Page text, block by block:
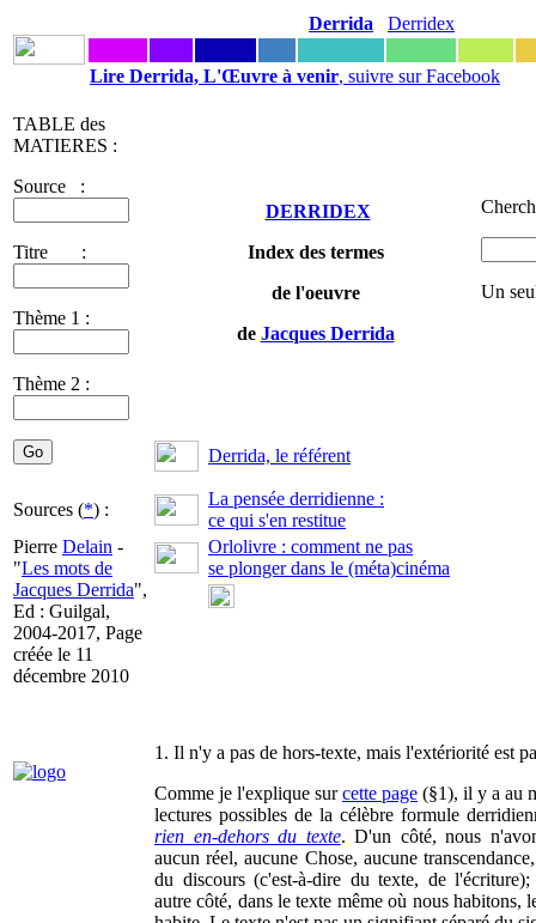
Derrida Derridex
Lire Derrida, L'Œuvre à venir, suivre sur Facebook
TABLE des
MATIERES :
Source :
Titre :
Thème 1 :
Thème 2 :
DERRIDEX
Index des termes
de l'oeuvre
de Jacques Derrida
Un
Derrida, le référent
Sources (*) :
La pensée derridienne :
ce qui s'en restitue
Pierre Delain -
"Les mots de
Jacques Derrida",
Ed : Guilgal,
2004-2017, Page
créée le 11
décembre 2010
Orlolivre : comment ne pas
se plonger dans le (méta)cinéma
1. Il n'y a pas de hors-texte, mais l'extériorité est
Comme je l'explique surcette page (§1), il y a au
lectures possibles de la célèbre formule
rien en-dehors du texte. D'un côté, nous
aucun réel, aucune Chose, aucune
du discours (c'est-à-dire du texte, de
autre côté, dans le texte même où nous habitons,